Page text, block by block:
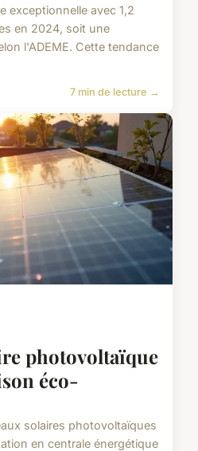
exceptionnelle avec 1,2
en 2024, soit une
l'ADEME. Cette tendance
7 min de lecture →
photovoltaïque
éco-
solaires photovoltaïques
en centrale énergétique